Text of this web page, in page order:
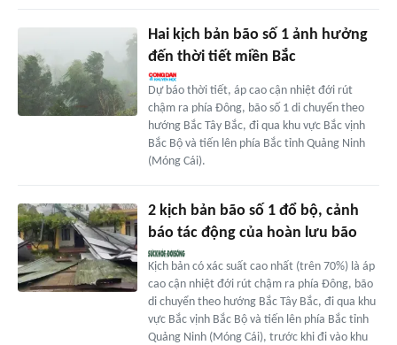
Hai kịch bản bão số 1 ảnh hưởng
đến thời tiết miền Bắc
Dự báo thời tiết, áp cao cận nhiệt đới rút
chậm ra phía Đông, bão số 1 di chuyển theo
hướng Bắc Tây Bắc, đi qua khu vực Bắc vịnh
Bắc Bộ và tiến lên phía Bắc tỉnh Quảng Ninh
(Móng Cái).
2 kịch bản bão số 1 đổ bộ, cảnh
báo tác động của hoàn lưu bão
Kịch bản có xác suất cao nhất (trên 70%) là áp
cao cận nhiệt đới rút chậm ra phía Đông, bão
di chuyển theo hướng Bắc Tây Bắc, đi qua khu
vực Bắc vịnh Bắc Bộ và tiến lên phía Bắc tỉnh
Quảng Ninh (Móng Cái), trước khi đi vào khu